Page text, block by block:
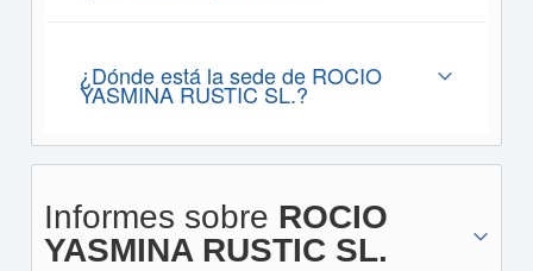
¿Dónde está la sede de ROCIO
YASMINA RUSTIC SL.?
Informes sobre ROCIO
YASMINA RUSTIC SL.